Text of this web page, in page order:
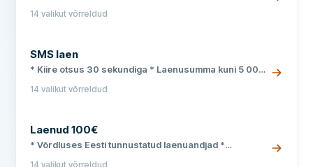
tagatiseta
14 valikut võrreldud
SMS laen
* Kiire otsus 30 sekundiga * Laenusumma kuni 5 000
14 valikut võrreldud
Laenud 100€
* Võrdluses Eesti tunnustatud laenuandjad *
14 valikut võrreldud